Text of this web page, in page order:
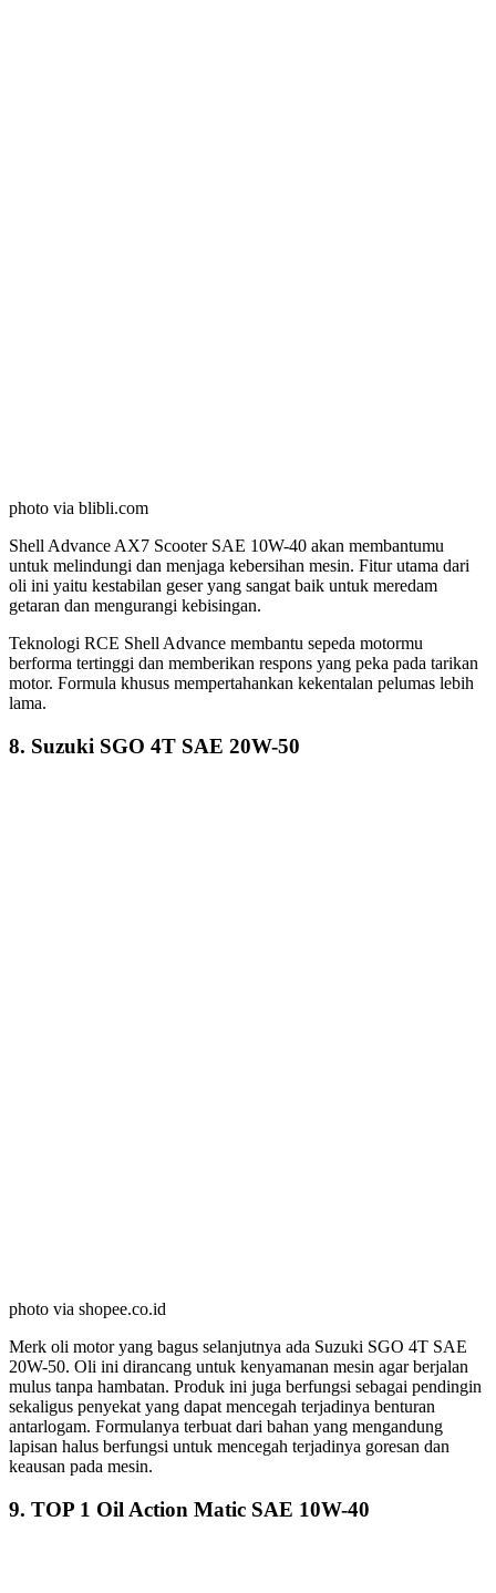
photo via blibli.com
Shell Advance AX7 Scooter SAE 10W-40 akan membantumu
untuk melindungi dan menjaga kebersihan mesin. Fitur utama dari
oli ini yaitu kestabilan geser yang sangat baik untuk meredam
getaran dan mengurangi kebisingan.
Teknologi RCE Shell Advance membantu sepeda motormu
berforma tertinggi dan memberikan respons yang peka pada tarikan
motor. Formula khusus mempertahankan kekentalan pelumas lebih
lama.
8. Suzuki SGO 4T SAE 20W-50
photo via shopee.co.id
Merk oli motor yang bagus selanjutnya ada Suzuki SGO 4T SAE
20W-50. Oli ini dirancang untuk kenyamanan mesin agar berjalan
mulus tanpa hambatan. Produk ini juga berfungsi sebagai pendingin
sekaligus penyekat yang dapat mencegah terjadinya benturan
antarlogam. Formulanya terbuat dari bahan yang mengandung
lapisan halus berfungsi untuk mencegah terjadinya goresan dan
keausan pada mesin.
9. TOP 1 Oil Action Matic SAE 10W-40